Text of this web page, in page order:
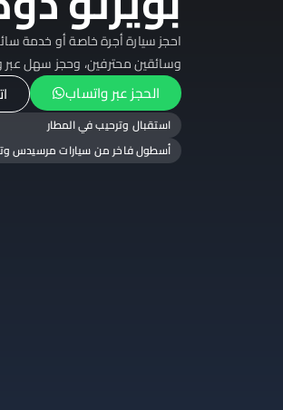
احجز سيارة أجرة خاصة أو خدمة
وسائقين محترفين، وحجز سهل عبر
الحجز عبر واتساب
استقبال وترحيب في المطار
أسطول فاخر من سيارات مرسيدس